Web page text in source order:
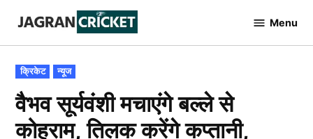
content
Cricket
Menu
POSTED
IN
क्रिकेट न्यूज
वैभव सूर्यवंशी मचाएंगे बल्ले से
कोहराम, तिलक करेंगे कप्तानी,